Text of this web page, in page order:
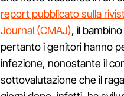
report pubblicato sulla
Journal (CMAJ), il
pertanto i genitori hanno
infezione, nonostante il
sottovalutazione che il